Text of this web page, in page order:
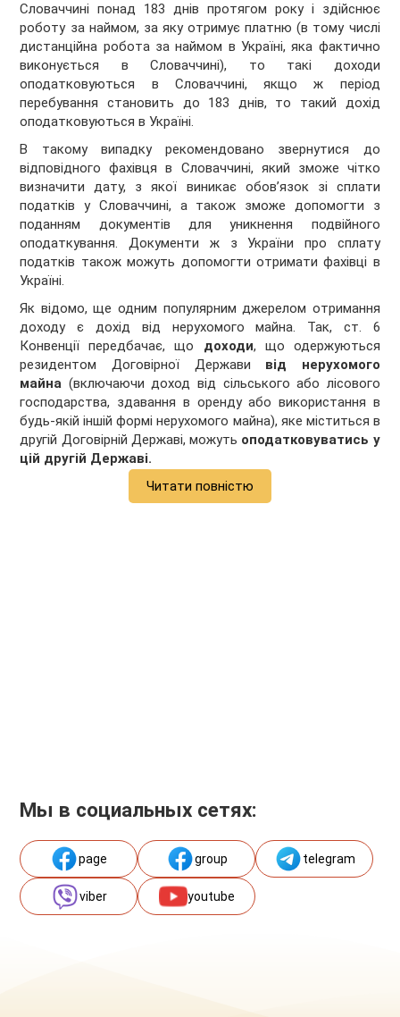
Словаччині понад 183 днів протягом року і здійснює
роботу за наймом, за яку отримує платню (в тому числі
дистанційна робота за наймом в Україні, яка фактично
виконується в Словаччині), то такі доходи
оподатковуються в Словаччині, якщо ж період
перебування становить до 183 днів, то такий дохід
оподатковуються в Україні.
В такому випадку рекомендовано звернутися до
відповідного фахівця в Словаччині, який зможе чітко
визначити дату, з якої виникає обов’язок зі сплати
податків у Словаччині, а також зможе допомогти з
поданням документів для уникнення подвійного
оподаткування. Документи ж з України про сплату
податків також можуть допомогти отримати фахівці в
Україні.
Як відомо, ще одним популярним джерелом отримання
доходу є дохід від нерухомого майна. Так, ст. 6
Конвенції передбачає, що доходи, що одержуються
резидентом Договірної Держави від нерухомого
майна (включаючи доход від сільського або лісового
господарства, здавання в оренду або використання в
будь-якій іншій формі нерухомого майна), яке міститься в
другій Договірній Державі, можуть оподатковуватись у
цій другій Державі.
Читати повністю
Мы в социальных сетях:
page group telegram
viber youtube